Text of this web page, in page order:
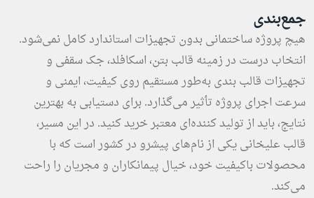
جمع‌بندی
هیچ پروژه ساختمانی بدون تجهیزات استاندارد کامل نمی‌شود.
انتخاب درست در زمینه قالب بتن، اسکافلد، جک سقفی و
تجهیزات قالب بندی به‌طور مستقیم روی کیفیت، ایمنی و
سرعت اجرای پروژه تأثیر می‌گذارد. برای دستیابی به بهترین
نتایج، باید از تولید کننده‌ای معتبر خرید کنید. در این مسیر،
قالب علیخانی یکی از نام‌های پیشرو در کشور است که با
محصولات باکیفیت خود، خیال پیمانکاران و مجریان را راحت
می‌کند.